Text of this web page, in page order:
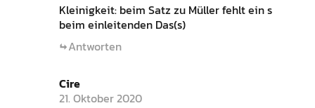
Kleinigkeit: beim Satz zu Müller fehlt ein s
beim einleitenden Das(s)
Antworten
Cire
21. Oktober 2020